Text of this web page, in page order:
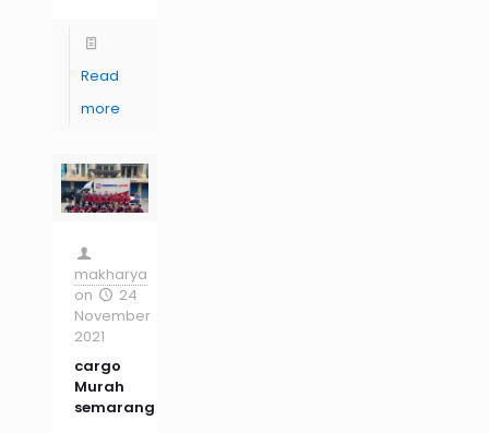
Read
more
makharya
on
24
November
2021
cargo
Murah
semarang